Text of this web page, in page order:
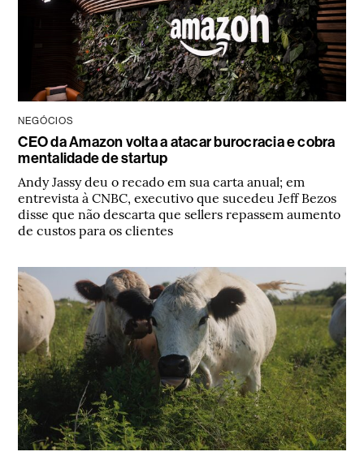
NEGÓCIOS
CEO da Amazon volta a atacar burocracia e cobra
mentalidade de startup
Andy Jassy deu o recado em sua carta anual; em
entrevista à CNBC, executivo que sucedeu Jeff Bezos
disse que não descarta que sellers repassem aumento
de custos para os clientes